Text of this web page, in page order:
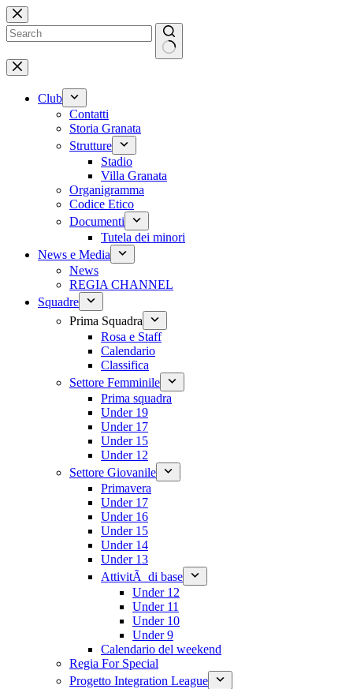
Salta
al
contenuto
Nessun
risultato
Club
Contatti
Storia Granata
Strutture
Stadio
Villa Granata
Organigramma
Codice Etico
Documenti
Tutela dei minori
News e Media
News
REGIA CHANNEL
Squadre
Prima Squadra
Rosa e Staff
Calendario
Classifica
Settore Femminile
Prima squadra
Under 19
Under 17
Under 15
Under 12
Settore Giovanile
Primavera
Under 17
Under 16
Under 15
Under 14
Under 13
AttivitÃ di base
Under 12
Under 11
Under 10
Under 9
Calendario del weekend
Regia For Special
Progetto Integration League